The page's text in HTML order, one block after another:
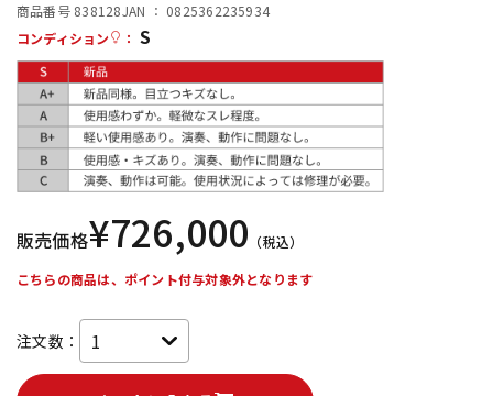
商品番号 838128JAN ： 0825362235934
コンディション
： S
販売価格¥726,000 （税込）
こちらの商品は、ポイント付与対象外となります
注文数：